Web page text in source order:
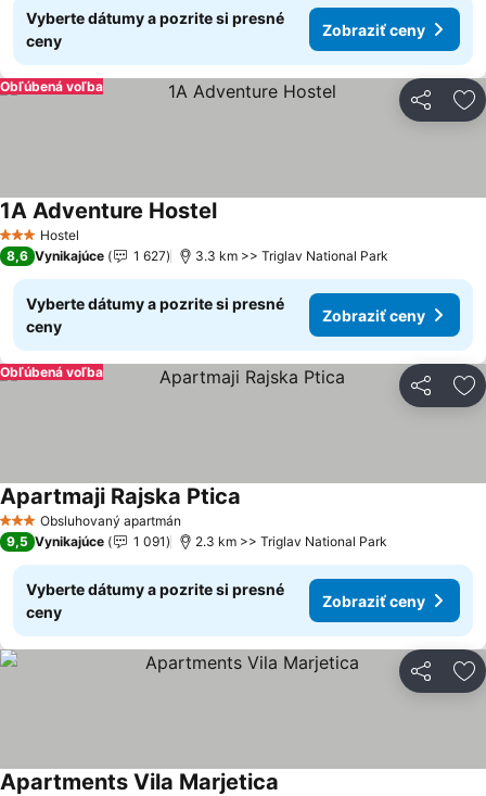
Vyberte dátumy a pozrite si presné
ceny
Zobraziť ceny
Zdieľať
Obľúbená voľba
3 Počet hviezdičiek
Hostel
1A Adventure Hostel
8,6 Vynikajúce 1 627 3.3 km >> Triglav National Park
Vyberte dátumy a pozrite si presné
ceny
Zobraziť ceny
Zdieľať
Obľúbená voľba
3 Počet hviezdičiek
Obsluhovaný apartmán
Apartmaji Rajska Ptica
9,5 Vynikajúce 1 091 2.3 km >> Triglav National Park
Vyberte dátumy a pozrite si presné
ceny
Zobraziť ceny
Zdieľať
Apartments Vila Marjetica